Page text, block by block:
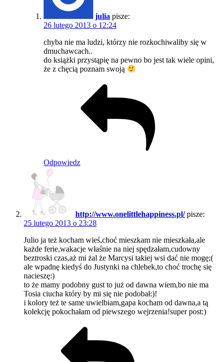
julia pisze:
26 lutego 2013 o 12:24
chyba nie ma ludzi, którzy nie rozkochiwaliby się w
dmuchawcach..
do książki przystąpię na pewno bo jest tak wiele opini,
że z chęcią poznam swoją
Odpowiedz
http://www.onelittlehappiness.pl/ pisze:
25 lutego 2013 o 23:28
Julio ja też kocham wieś,choć mieszkam nie mieszkała,ale
każde ferie,wakacje właśnie na niej spędzałam,cudowny
beztroski czas,aż mi żal że Marcysi takiej wsi dać nie mogę;(
ale wpadnę kiedyś do Justynki na chlebek,to choć trochę się
nacieszę:)
to że mamy podobny gust to już od dawna wiem,bo nie ma
Tosia ciucha który by mi się nie podobał:)!
i kolory też te same uwielbiam,gapa kocham od dawna,a tą
kolekcję pokochałam od piewszego wejrzenia!super post:)